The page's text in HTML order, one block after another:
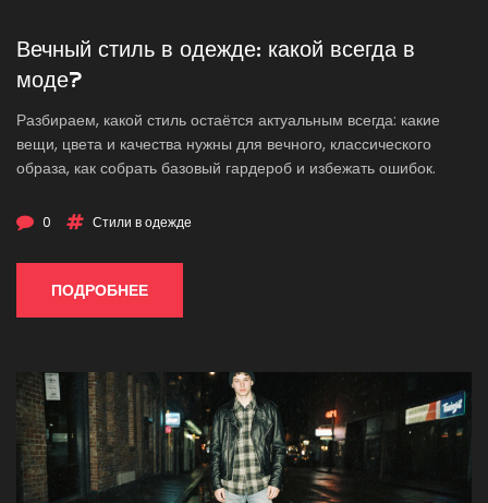
Вечный стиль в одежде: какой всегда в
моде?
Разбираем, какой стиль остаётся актуальным всегда: какие
вещи, цвета и качества нужны для вечного, классического
образа, как собрать базовый гардероб и избежать ошибок.
0 Стили в одежде
ПОДРОБНЕЕ